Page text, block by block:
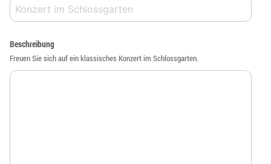
Beschreibung
Freuen Sie sich auf ein klassisches Konzert im Schlossgarten.